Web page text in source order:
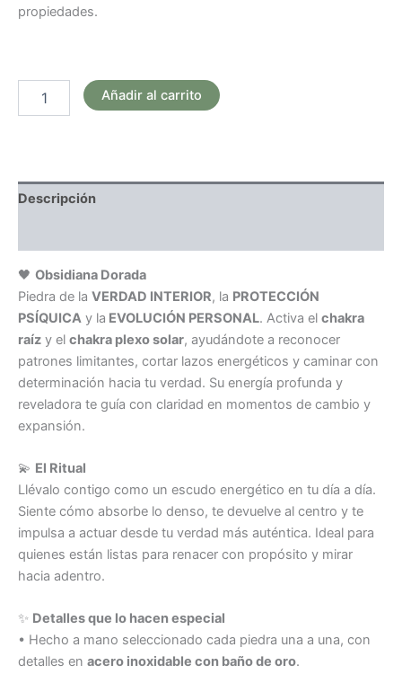
propiedades.
Añadir al carrito
Descripción
🖤 Obsidiana Dorada
Piedra de la VERDAD INTERIOR, la PROTECCIÓN
PSÍQUICA y la EVOLUCIÓN PERSONAL. Activa el chakra
raíz y el chakra plexo solar, ayudándote a reconocer
patrones limitantes, cortar lazos energéticos y caminar con
determinación hacia tu verdad. Su energía profunda y
reveladora te guía con claridad en momentos de cambio y
expansión.
💫 El Ritual
Llévalo contigo como un escudo energético en tu día a día.
Siente cómo absorbe lo denso, te devuelve al centro y te
impulsa a actuar desde tu verdad más auténtica. Ideal para
quienes están listas para renacer con propósito y mirar
hacia adentro.
✨ Detalles que lo hacen especial
• Hecho a mano seleccionado cada piedra una a una, con
detalles en acero inoxidable con baño de oro.